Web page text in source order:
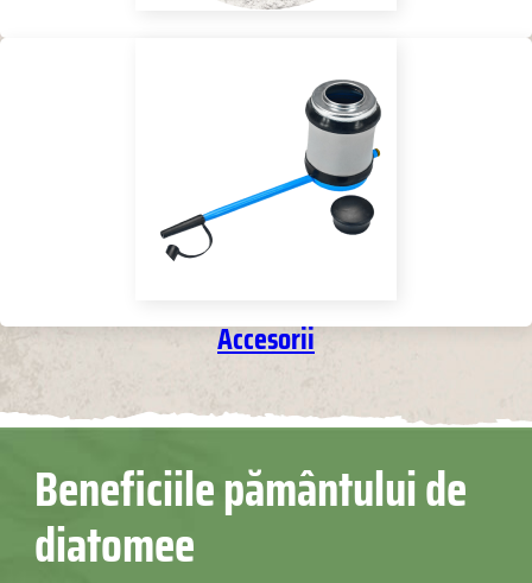
Accesorii
Beneficiile pământului de
diatomee